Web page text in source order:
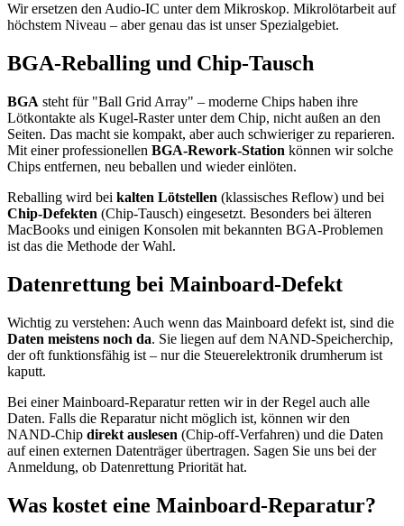
Wir ersetzen den Audio-IC unter dem Mikroskop. Mikrolötarbeit auf
höchstem Niveau – aber genau das ist unser Spezialgebiet.
BGA-Reballing und Chip-Tausch
BGA steht für "Ball Grid Array" – moderne Chips haben ihre
Lötkontakte als Kugel-Raster unter dem Chip, nicht außen an den
Seiten. Das macht sie kompakt, aber auch schwieriger zu reparieren.
Mit einer professionellen BGA-Rework-Station können wir solche
Chips entfernen, neu beballen und wieder einlöten.
Reballing wird bei kalten Lötstellen (klassisches Reflow) und bei
Chip-Defekten (Chip-Tausch) eingesetzt. Besonders bei älteren
MacBooks und einigen Konsolen mit bekannten BGA-Problemen
ist das die Methode der Wahl.
Datenrettung bei Mainboard-Defekt
Wichtig zu verstehen: Auch wenn das Mainboard defekt ist, sind die
Daten meistens noch da. Sie liegen auf dem NAND-Speicherchip,
der oft funktionsfähig ist – nur die Steuerelektronik drumherum ist
kaputt.
Bei einer Mainboard-Reparatur retten wir in der Regel auch alle
Daten. Falls die Reparatur nicht möglich ist, können wir den
NAND-Chip direkt auslesen (Chip-off-Verfahren) und die Daten
auf einen externen Datenträger übertragen. Sagen Sie uns bei der
Anmeldung, ob Datenrettung Priorität hat.
Was kostet eine Mainboard-Reparatur?